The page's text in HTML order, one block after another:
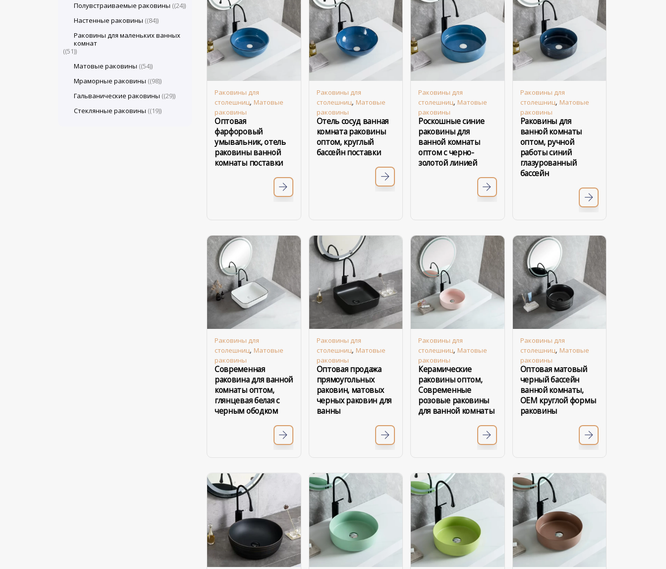
Раковины для
столешниц, Матовые
раковины
Оптовая
фарфоровый
умывальник, отель
раковины ванной
комнаты поставки
Раковины для
столешниц, Матовые
раковины
Отель сосуд ванная
комната раковины
оптом, круглый
бассейн поставки
Раковины для
столешниц, Матовые
раковины
Роскошные синие
раковины для
ванной комнаты
оптом с черно-
золотой линией
Раковины для
столешниц, Матовые
раковины
Раковины для
ванной комнаты
оптом, ручной
работы синий
глазурованный
бассейн
Раковины для
столешниц, Матовые
раковины
Современная
раковина для ванной
комнаты оптом,
глянцевая белая с
черным ободком
Раковины для
столешниц, Матовые
раковины
Оптовая продажа
прямоугольных
раковин, матовых
черных раковин для
ванны
Раковины для
столешниц, Матовые
раковины
Керамические
раковины оптом,
Современные
розовые раковины
для ванной комнаты
Раковины для
столешниц, Матовые
раковины
Оптовая матовый
черный бассейн
ванной комнаты,
OEM круглой формы
раковины
Полувстраиваемые раковины (24)
Настенные раковины (84)
Раковины для маленьких ванных
комнат
(51)
Матовые раковины (54)
Мраморные раковины (98)
Гальванические раковины (29)
Стеклянные раковины (19)